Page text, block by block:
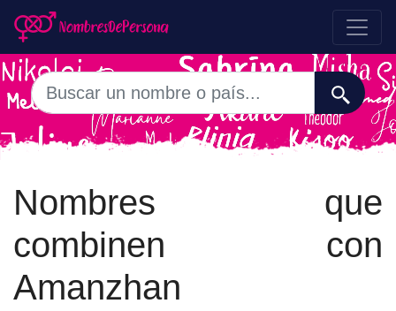
Nombres que
combinen con
Amanzhan